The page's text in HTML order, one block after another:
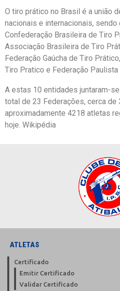
O tiro prático no Brasil é a união
nacionais e internacionais,
Confederação Brasileira de Tiro
Associação Brasileira de Tiro
Federação Gaúcha de Tiro
Tiro Pratico e Federação
A estas 10 entidades juntaram-
total de 23 Federações, cerca de
aproximadamente 4218 atletas
hoje. Wikipédia
ATLETAS
Certificado
Emitir Certificado
Validar Certificado